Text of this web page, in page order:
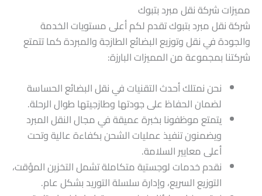
مميزات شركة نقل مبرد بتبوك
شركة نقل مبرد بتبوك تقدم لكم أعلى مستويات الخدمة
والجودة في نقل وتوزيع البضائع الطازجة والمبردة كما تتمتع
شركتنا بمجموعة من المميزات البارزة:
نحن نمتلك أحدث التقنيات في نقل البضائع الحساسة
لضمان الحفاظ على جودتها وطازجيتها طوال الرحلة.
يتمتع موظفونا بخبرة عميقة في مجال النقل المبرد
ويضمنون تنفيذ عمليات الشحن بكفاءة عالية وتحت
أعلى معايير السلامة.
نقدم خدمات لوجستية متكاملة تشمل التخزين المؤقت،
التوزيع السريع، وإدارة سلسلة التوريد بشكل عام.